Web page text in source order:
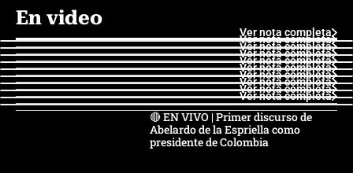
En video
Ver nota completa
Ver nota completa
Ver nota completa
Ver nota completa
Ver nota completa
Ver nota completa
Ver nota completa
Ver nota completa
Ver nota completa
Ver nota completa
🔴 EN VIVO | Primer discurso de
Abelardo de la Espriella como
presidente de Colombia